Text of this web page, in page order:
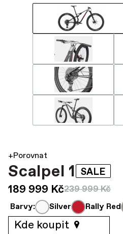
+Porovnat
Scalpel 1 SALE
189 999 Kč239 999 Kč
Barvy: Silver Rally Red
Kde koupit